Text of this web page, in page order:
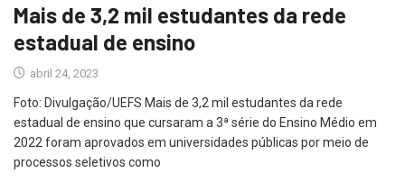
Mais de 3,2 mil estudantes da rede
estadual de ensino
abril 24, 2023
Foto: Divulgação/UEFS Mais de 3,2 mil estudantes da rede
estadual de ensino que cursaram a 3ª série do Ensino Médio em
2022 foram aprovados em universidades públicas por meio de
processos seletivos como